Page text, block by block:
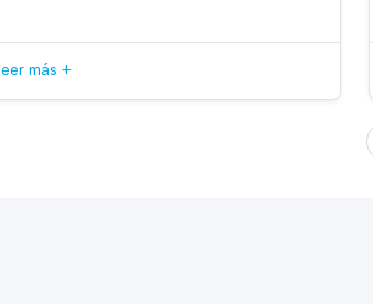
leer más +